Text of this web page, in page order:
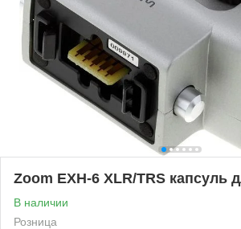
Zoom EXH-6 XLR/TRS капсуль
В наличии
Розница